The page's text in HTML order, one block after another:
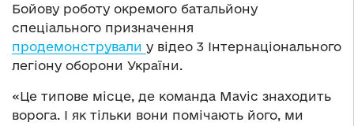
Бойову роботу окремого батальйону
спеціального призначення
продемонстрували у відео 3 Інтернаціонального
легіону оборони України.
«Це типове місце, де команда Mavic знаходить
ворога. І як тільки вони помічають його, ми